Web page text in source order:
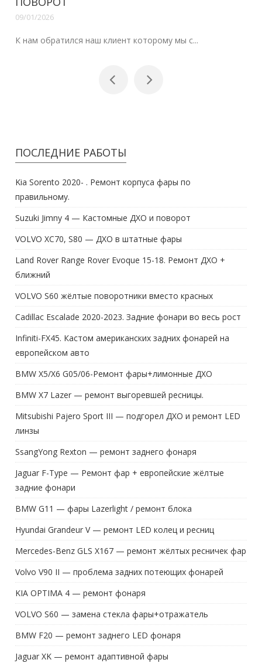
09/01/2026
К нам обратился наш клиент которому мы с...
ПОСЛЕДНИЕ РАБОТЫ
Kia Sorento 2020- . Ремонт корпуса фары по
правильному.
Suzuki Jimny 4 — Кастомные ДХО и поворот
VOLVO XC70, S80 — ДХО в штатные фары
Land Rover Range Rover Evoque 15-18. Ремонт ДХО +
ближний
VOLVO S60 жёлтые поворотники вместо красных
Cadillac Escalade 2020-2023. Задние фонари во весь рост
Infiniti-FX45. Кастом американских задних фонарей на
европейском авто
BMW X5/X6 G05/06-Ремонт фары+лимонные ДХО
BMW X7 Lazer — ремонт выгоревшей ресницы.
Mitsubishi Pajero Sport III — подгорел ДХО и ремонт LED
линзы
SsangYong Rexton — ремонт заднего фонаря
Jaguar F-Type — Ремонт фар + европейские жёлтые
задние фонари
BMW G11 — фары Lazerlight / ремонт блока
Hyundai Grandeur V — ремонт LED колец и ресниц
Mercedes-Benz GLS X167 — ремонт жёлтых ресничек фар
Volvo V90 II — проблема задних потеющих фонарей
KIA OPTIMA 4 — ремонт фонаря
VOLVO S60 — замена стекла фары+отражатель
BMW F20 — ремонт заднего LED фонаря
Jaguar XK — ремонт адаптивной фары